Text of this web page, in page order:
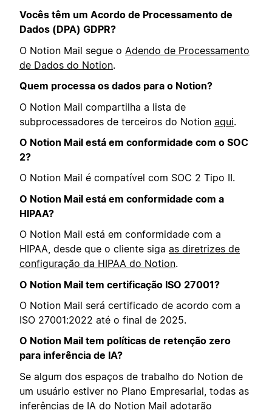
Vocês têm um Acordo de Processamento de
Dados (DPA) GDPR?
O Notion Mail segue o Adendo de Processamento
de Dados do Notion.
Quem processa os dados para o Notion?
O Notion Mail compartilha a lista de
subprocessadores de terceiros do Notion aqui.
O Notion Mail está em conformidade com o SOC
2?
O Notion Mail é compatível com SOC 2 Tipo II.
O Notion Mail está em conformidade com a
HIPAA?
O Notion Mail está em conformidade com a
HIPAA, desde que o cliente siga as diretrizes de
configuração da HIPAA do Notion.
O Notion Mail tem certificação ISO 27001?
O Notion Mail será certificado de acordo com a
ISO 27001:2022 até o final de 2025.
O Notion Mail tem políticas de retenção zero
para inferência de IA?
Se algum dos espaços de trabalho do Notion de
um usuário estiver no Plano Empresarial, todas as
inferências de IA do Notion Mail adotarão